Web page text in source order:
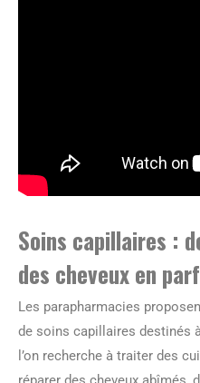
Soins capillaires :
des cheveux en
Les parapharmacies
de soins capillaires destinés
l’on recherche à traiter des